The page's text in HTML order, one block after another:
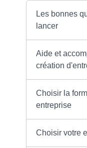
Les bonnes
lancer
Aide et
création
Choisir la
entreprise
Choisir votre